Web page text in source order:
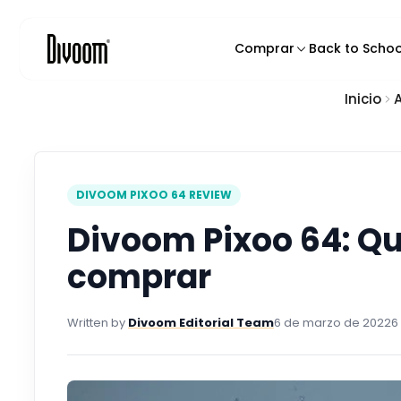
Comprar
Productos
Mochilas de Pixel Art
Back to
Inicio
DIVOOM PIXOO 64 REVIEW
Divoom Pixoo 64:
comprar
Written by Divoom Editorial Team6 de marzo de 2022